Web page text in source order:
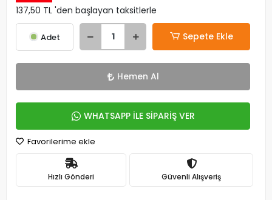
137,50 TL 'den başlayan taksitlerle
Adet Sepete Ekle
Hemen Al
WHATSAPP İLE SİPARİŞ VER
Favorilerime ekle
Hızlı Gönderi Güvenli Alışveriş